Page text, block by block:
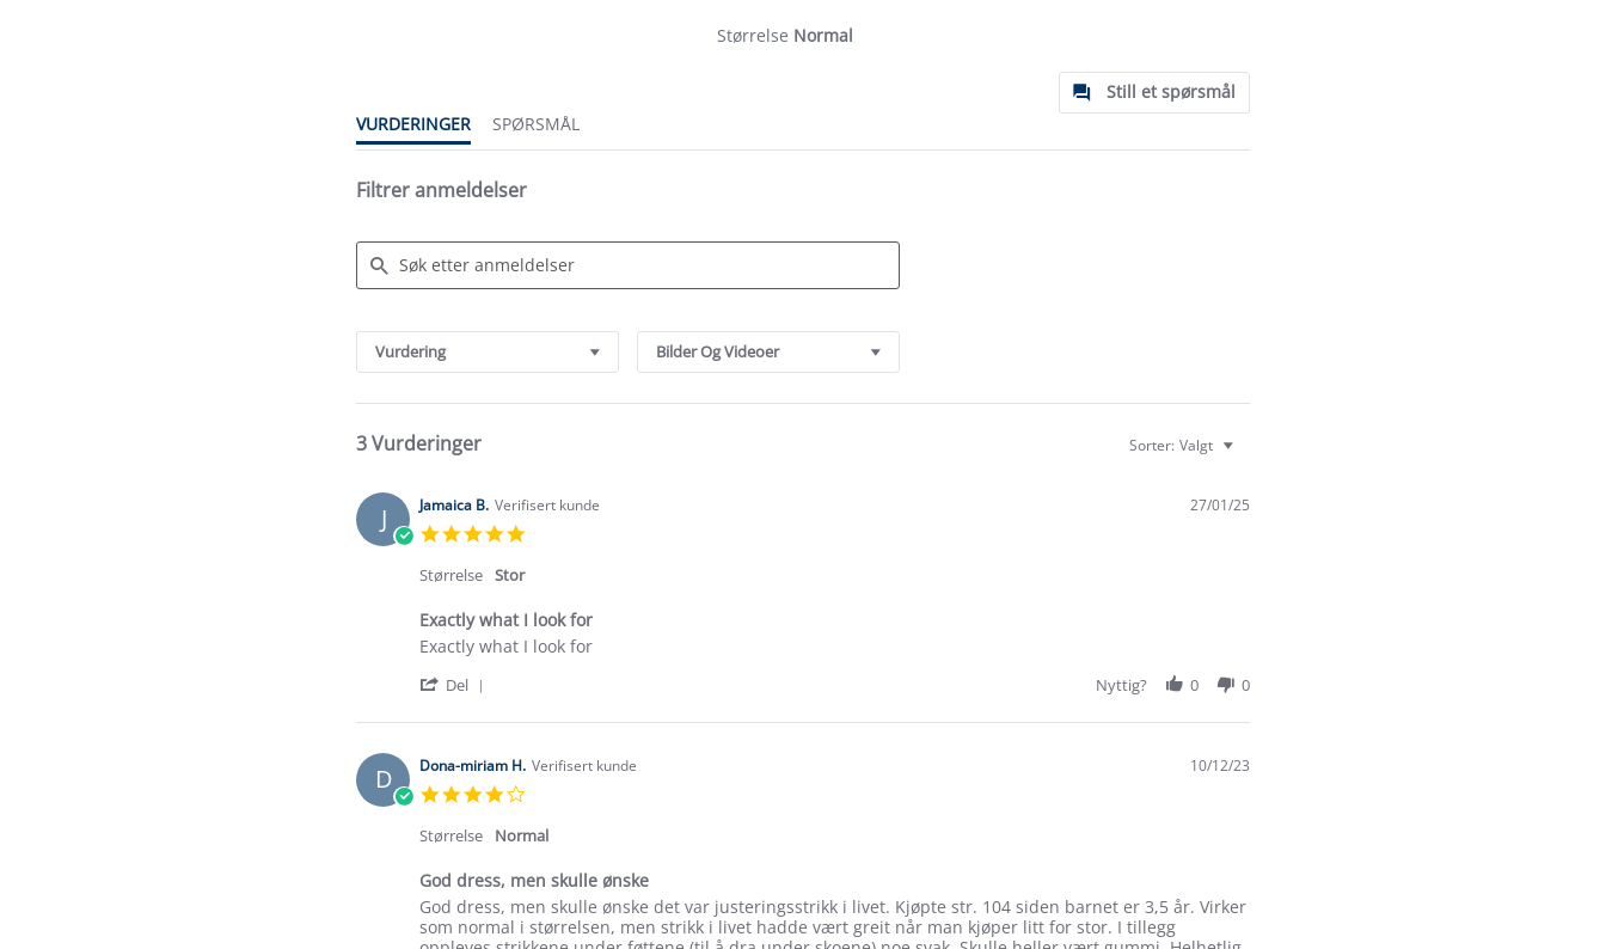
Størrelse Normal
Still et spørsmål
VURDERINGER
SPØRSMÅL
Filtrer anmeldelser
Reviews
Vurdering Bilder Og Videoer
3 Vurderinger Sorter: Valgt
J Jamaica B. Verifisert kunde 27/01/25
Størrelse Stor
Exactly what I look for
Review
Jamaica
on
Jan
2025
review
Exactly
I
for
Exactly what I look for
Del
Review
Jamaica
B.
on
27
Jan
Nyttig? 0 0
D Dona-miriam H. Verifisert kunde
rating
10/12/23
Størrelse Normal
God dress, men skulle ønske
Review
by
review
stating
God dress, men skulle ønske det var justeringsstrikk i livet. Kjøpte str. 104 siden barnet er 3,5 år. Virker
som normal i størrelsen, men strikk i livet hadde vært greit når man kjøper litt for stor. I tillegg